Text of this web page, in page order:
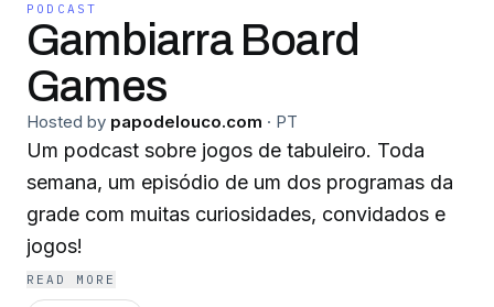
PODCAST
Gambiarra Board
Games
Hosted by papodelouco.com · PT
Um podcast sobre jogos de tabuleiro. Toda
semana, um episódio de um dos programas da
grade com muitas curiosidades, convidados e
jogos!
READ MORE